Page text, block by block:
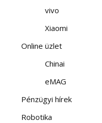
vivo
Xiaomi
Online üzlet
Chinai
eMAG
Pénzügyi hírek
Robotika